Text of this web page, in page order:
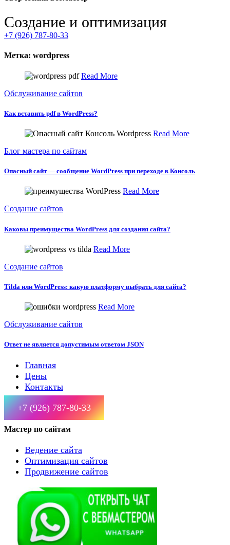
Создание и оптимизация
+7 (926) 787-80-33
Метка: wordpress
Read More
Обслуживание сайтов
Как вставить pdf в WordPress?
Read More
Блог мастера по сайтам
Опасный сайт — сообщение WordPress при переходе в Консоль
Read More
Создание сайтов
Каковы преимущества WordPress для создания сайта?
Read More
Создание сайтов
Tilda или WordPress: какую платформу выбрать для сайта?
Read More
Обслуживание сайтов
Ответ не является допустимым ответом JSON
Главная
Цены
Контакты
+7 (926) 787-80-33
Мастер по сайтам
Ведение сайта
Оптимизация сайтов
Продвижение сайтов